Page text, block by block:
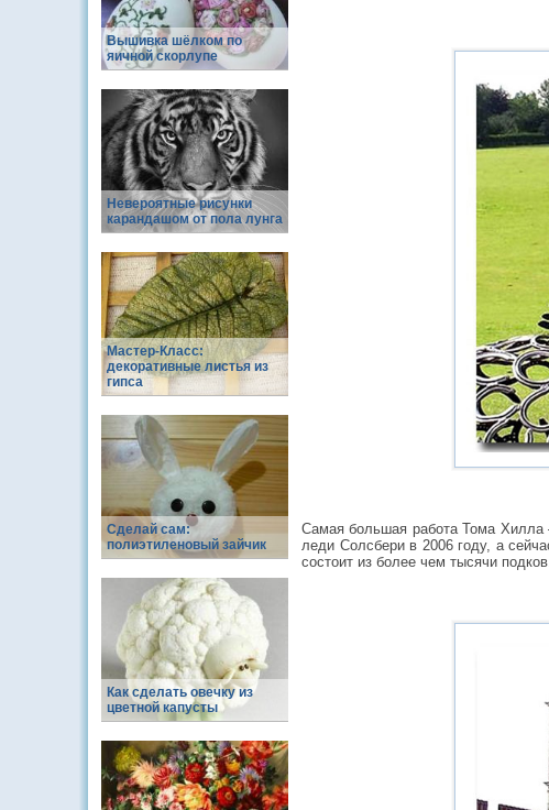
Вышивка шёлком по
яичной скорлупе
Невероятные рисунки
карандашом от пола лунга
Мастер-Класс:
декоративные листья из
гипса
Сделай сам:
полиэтиленовый зайчик
Как сделать овечку из
цветной капусты
Самая большая работа Тома Хилла
леди Солсбери в 2006 году, а
состоит из более чем тысячи